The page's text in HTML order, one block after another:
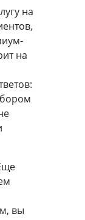
на
на
вы